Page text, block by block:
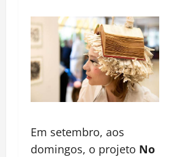
Em setembro, aos
domingos, o projeto No